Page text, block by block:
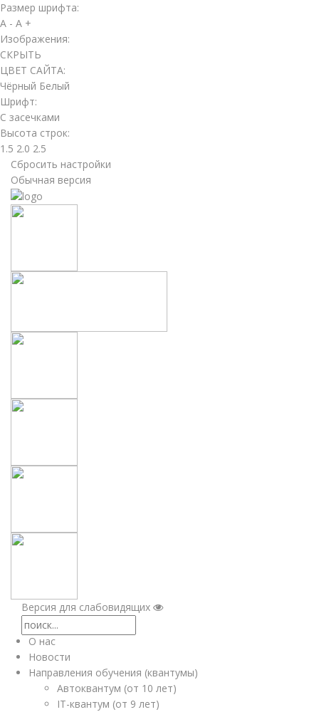
Размер шрифта:
A - A +
Изображения:
СКРЫТЬ
ЦВЕТ САЙТА:
Чёрный Белый
Шрифт:
С засечками
Высота строк:
1.5 2.0 2.5
Сбросить настройки
Обычная версия
Версия для слабовидящих
О нас
Новости
Направления обучения (квантумы)
Автоквантум (от 10 лет)
IT-квантум (от 9 лет)